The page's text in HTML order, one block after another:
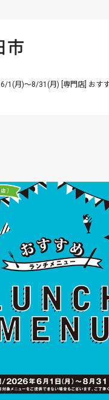
6/1(月)～8/31(月) [専門店] おす